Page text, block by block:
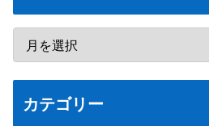
カテゴリー